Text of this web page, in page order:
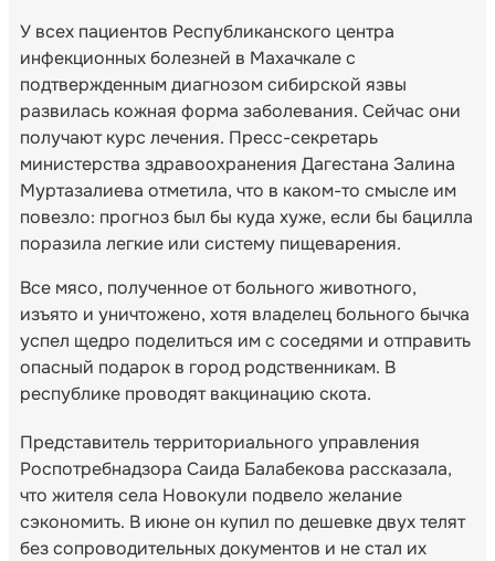
У всех пациентов Республиканского центра
инфекционных болезней в Махачкале с
подтвержденным диагнозом сибирской язвы
развилась кожная форма заболевания. Сейчас они
получают курс лечения. Пресс-секретарь
министерства здравоохранения Дагестана Залина
Муртазалиева отметила, что в каком-то смысле им
повезло: прогноз был бы куда хуже, если бы бацилла
поразила легкие или систему пищеварения.
Все мясо, полученное от больного животного,
изъято и уничтожено, хотя владелец больного бычка
успел щедро поделиться им с соседями и отправить
опасный подарок в город родственникам. В
республике проводят вакцинацию скота.
Представитель территориального управления
Роспотребнадзора Саида Балабекова рассказала,
что жителя села Новокули подвело желание
сэкономить. В июне он купил по дешевке двух телят
без сопроводительных документов и не стал их